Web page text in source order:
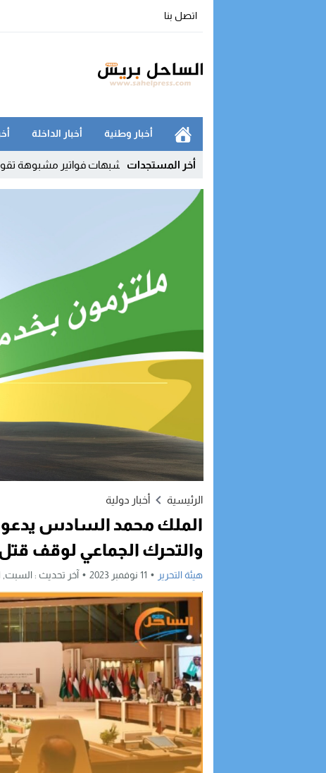
اتصل بنا
أخبار وطنية أخبار الداخلة
أخر المستجدات
شبهات فواتير مشبوهة تقود الجمارك إلى مراقبة أكثر
الرئيسية أخبار دولية
الملك محمد السادس يدعو
والتحرك الجماعي لوقف
هيئة التحرير 11 نوفمبر 2023 آخر تحديث : السبت, 11 نوفمبر, 2023 - 6:18 مساءً